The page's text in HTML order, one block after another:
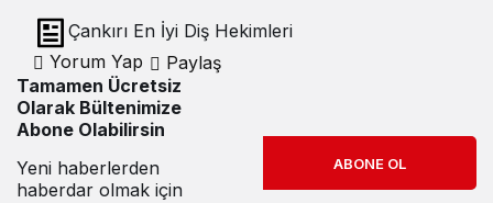
Çankırı En İyi Diş Hekimleri
Yorum Yap
Paylaş
Tamamen Ücretsiz
Olarak Bültenimize
Abone Olabilirsin
Yeni haberlerden
haberdar olmak için
ABONE OL